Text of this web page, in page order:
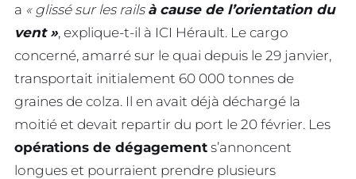
a « glissé sur les rails à cause de l’orientation du
vent », explique-t-il à ICI Hérault. Le cargo
concerné, amarré sur le quai depuis le 29 janvier,
transportait initialement 60 000 tonnes de
graines de colza. Il en avait déjà déchargé la
moitié et devait repartir du port le 20 février. Les
opérations de dégagement s’annoncent
longues et pourraient prendre plusieurs